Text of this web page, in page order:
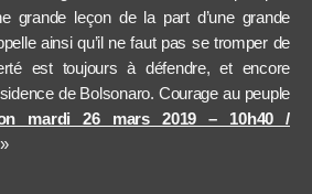
grande leçon de la part d’une grande
ainsi qu’il ne faut pas se tromper de
est toujours à défendre, et encore
de Bolsonaro. Courage au peuple
mardi 26 mars 2019 – 10h40 /